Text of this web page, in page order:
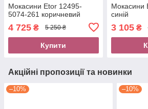
Мокасини Etor 12495-
5074-261 коричневий
4 725 ₴ 5 250 ₴
Купити
Мокасини
синій
3 105₴
Акційні пропозиції та новинки
–10% –10%